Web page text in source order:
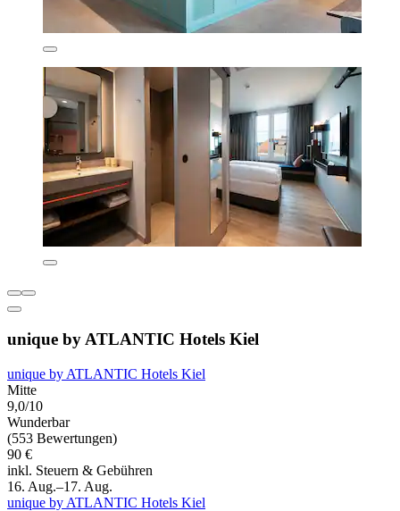
unique by ATLANTIC Hotels Kiel
unique by ATLANTIC Hotels Kiel
Mitte
9,0/10
Wunderbar
(553 Bewertungen)
90 €
inkl. Steuern & Gebühren
16. Aug.–17. Aug.
unique by ATLANTIC Hotels Kiel